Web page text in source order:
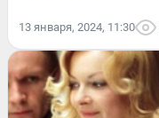
13 января, 2024, 11:30